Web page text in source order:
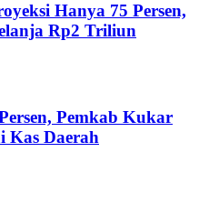
Hanya 75 Persen,
Rp2 Triliun
Pemkab Kukar
Kas Daerah